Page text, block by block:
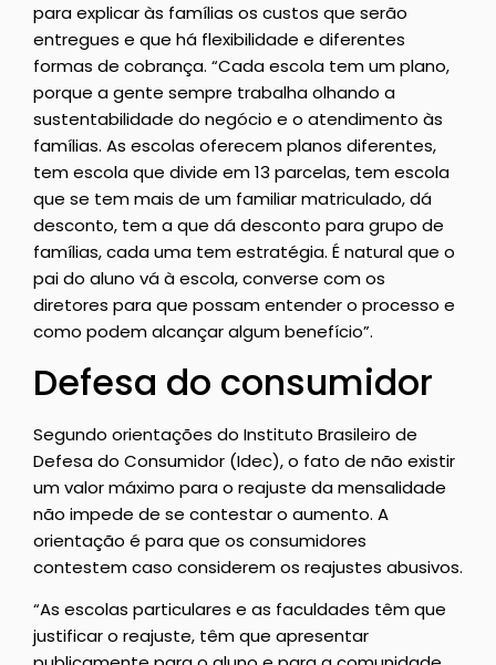
para explicar às famílias os custos que serão
entregues e que há flexibilidade e diferentes
formas de cobrança. “Cada escola tem um plano,
porque a gente sempre trabalha olhando a
sustentabilidade do negócio e o atendimento às
famílias. As escolas oferecem planos diferentes,
tem escola que divide em 13 parcelas, tem escola
que se tem mais de um familiar matriculado, dá
desconto, tem a que dá desconto para grupo de
famílias, cada uma tem estratégia. É natural que o
pai do aluno vá à escola, converse com os
diretores para que possam entender o processo e
como podem alcançar algum benefício”.
Defesa do consumidor
Segundo orientações do Instituto Brasileiro de
Defesa do Consumidor (Idec), o fato de não existir
um valor máximo para o reajuste da mensalidade
não impede de se contestar o aumento. A
orientação é para que os consumidores
contestem caso considerem os reajustes abusivos.
“As escolas particulares e as faculdades têm que
justificar o reajuste, têm que apresentar